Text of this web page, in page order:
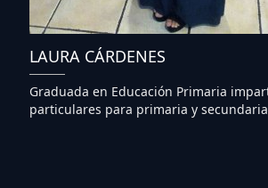
LAURA CÁRDENES
Graduada en Educación Primaria
particulares para primaria y